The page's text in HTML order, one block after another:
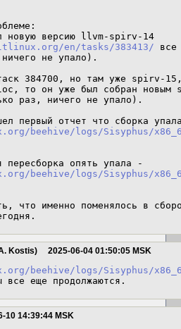
en/tasks/383413/ все
не упало).
384700, но там уже spirv-
то он уже был собран новым
раз, ничего не упало).
beehive/logs/Sisyphus/
beehive/logs/Sisyphus/
что именно поменялось в
Kostis) 2025-06-04 01:50:05 MSK
beehive/logs/Sisyphus/
все еще продолжаются.
10 14:39:44 MSK